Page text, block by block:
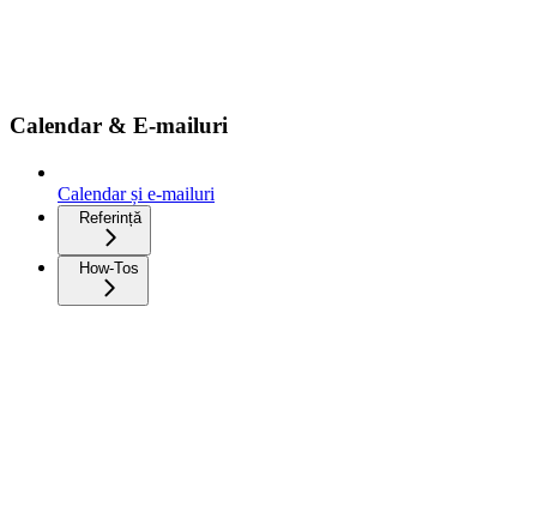
Calendar & E-mailuri
Calendar și e-mailuri
Referință
How-Tos